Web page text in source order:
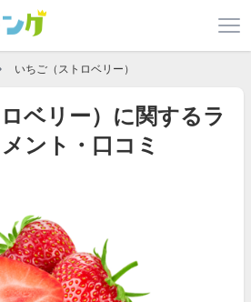
いちご（ストロベリー）
ベリー）に関するラ
ント・口コミ